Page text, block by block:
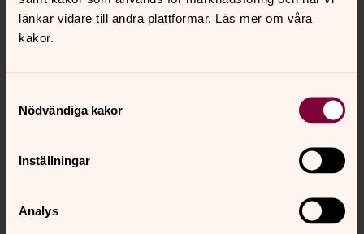
länkar vidare till andra plattformar. Läs mer om våra
kakor.
Nödvändiga kakor
Inställningar
Analys